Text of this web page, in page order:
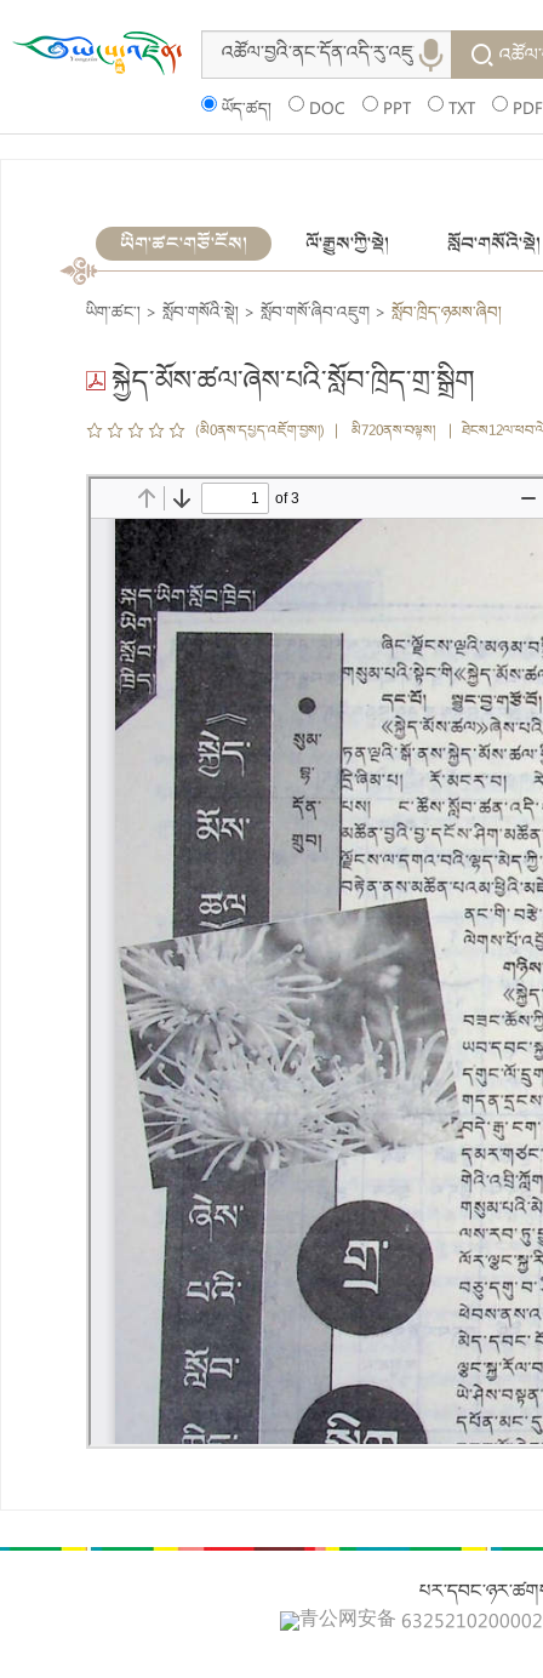
ཡོད་ཚད། DOC PPT TXT PDF
ཡིག་ཚང་གཙོ་ངོས། ལོ་རྒྱུས་ཀྱི་སྡེ། སློབ་གསོའི་སྡེ།
ཡིག་ཚང་། > སློབ་གསོའི་སྡེ། > སློབ་གསོ་ཞིབ་འཇུག > སློབ་ཁྲིད་ཉམས་ཞིབ།
སྐྱེད་མོས་ཚལ་ཞེས་པའི་སློབ་ཁྲིད་གྲ་སྒྲིག
(མི0ནས་དཔྱད་འཇོག་བྱས།) | མི720ནས་བལྟས། |
青公网安备